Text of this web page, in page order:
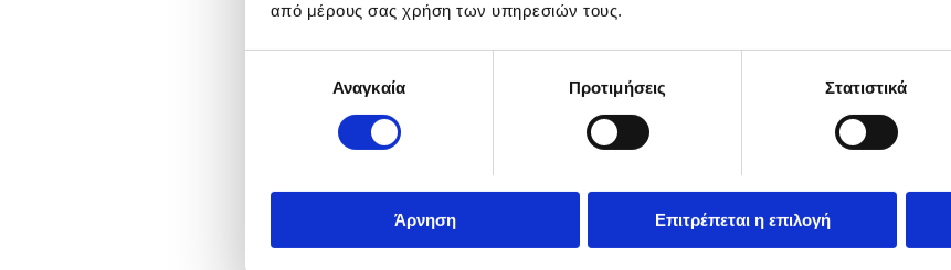
από μέρους σας χρήση των υπηρεσιών τους.
συγκατάθεσηςΑναγκαία Προτιμήσεις Στατιστικά
Άρνηση Επιτρέπεται η επιλογή